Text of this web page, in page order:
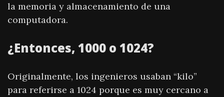
la memoria y almacenamiento de una
computadora.
¿Entonces, 1000 o 1024?
Originalmente, los ingenieros usaban “kilo”
para referirse a 1024 porque es muy cercano a